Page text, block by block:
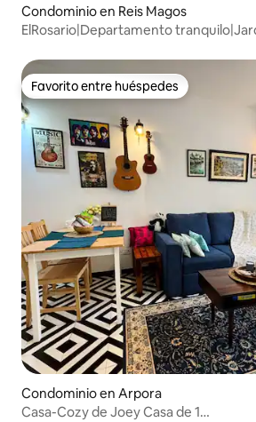
Condominio en Reis Magos
ElRosario|Departamento
Favorito entre huéspedes
Favorito entre huéspedes
Condominio en Arpora
Casa-Cozy de Joey Casa de 1